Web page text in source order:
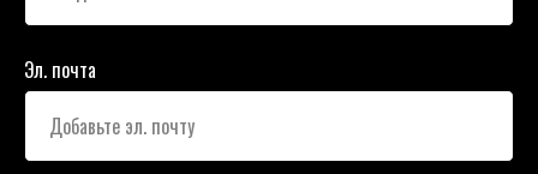
Эл. почта